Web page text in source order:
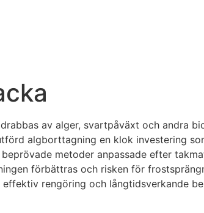
av alger, svartpåväxt och andra
algborttagning en klok investering
metoder anpassade efter
förbättras och risken för
rengöring och långtidsverkande